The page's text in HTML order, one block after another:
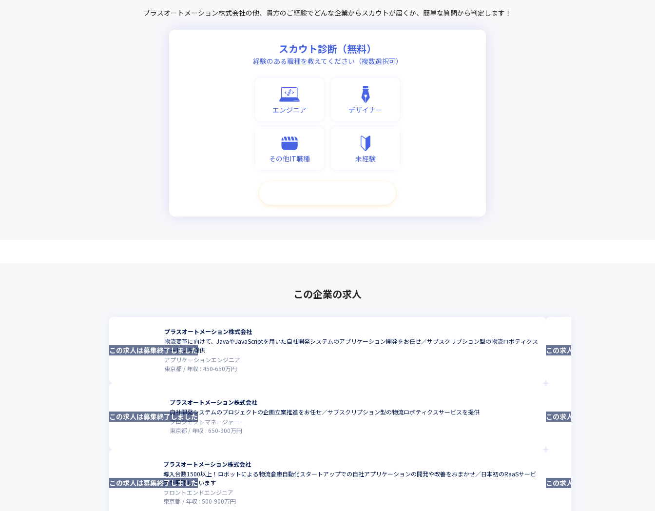
プラスオートメーション株式会社の他、 貴方のご経験でどんな企業からスカウトが届くか、 簡単な質問から判定します！
スカウト診断（無料）
経験のある職種を教えてください（複数選択可）
エンジニア デザイナー
その他IT職種 未経験
この企業の求人
プラスオートメーション株式会社
物流変革に向けて、JavaやJavaScriptを用いた自社開発システムのアプリケーション開発をお任せ／サブスクリプション型の物流ロボティクス
サービスを提供
アプリケーションエンジニア
東京都
年収 : 450-650万円
この求人は募集終了しました
プラスオートメーション株式会社
自社開発システムのプロジェクトの企画立案推進をお任せ／サブスクリプション型の物流ロボティクスサービスを提供
プロジェクトマネージャー
東京都
年収 : 650-900万円
この求人は募集終了しました
プラスオートメーション株式会社
導入台数1500以上！ロボットによる物流倉庫自動化スタートアップでの自社アプリケーションの開発や改善をおまかせ／日本初のRaaSサービ
スを展開しています
フロントエンドエンジニア
東京都
年収 : 500-900万円
この求人は募集終了しました
この求人は募集終了しました
この求人は募集終了しました
この求人は募集終了しました